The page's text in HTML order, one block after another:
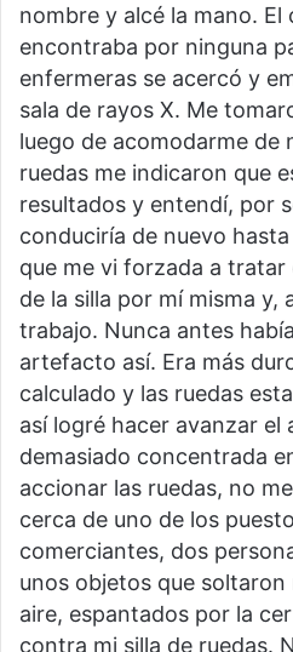
nombre y alcé la mano.
encontraba por ninguna
enfermeras se acercó y
sala de rayos X. Me
luego de acomodarme de
ruedas me indicaron que
resultados y entendí, por
conduciría de nuevo
que me vi forzada a tratar
de la silla por mí misma y,
trabajo. Nunca antes
artefacto así. Era más
calculado y las ruedas
así logré hacer avanzar
demasiado concentrada
accionar las ruedas, no
cerca de uno de los
comerciantes, dos
unos objetos que
aire, espantados por la
contra mi silla de ruedas.